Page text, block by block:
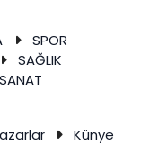
SPOR
SAĞLIK
Künye